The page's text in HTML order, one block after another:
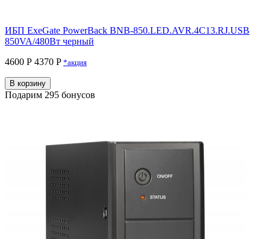
ИБП ExeGate PowerBack BNB-850.LED.AVR.4C13.RJ.USB
850VA/480Вт черный
4600 Р 4370 P *акция
В корзину
Подарим 295 бонусов